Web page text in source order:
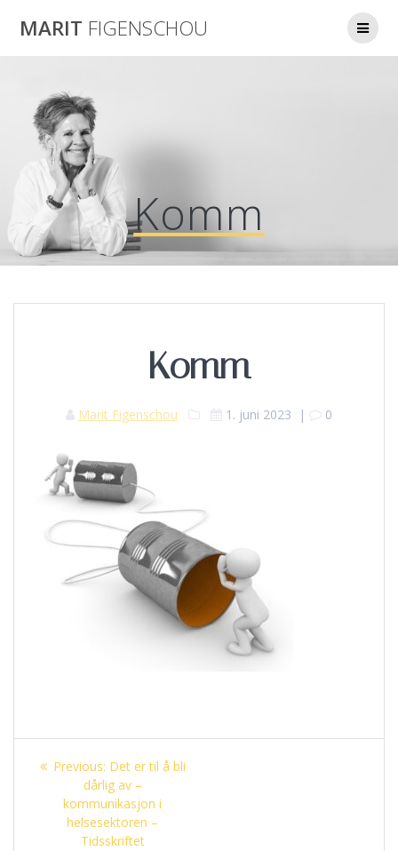
to
MARIT FIGENSCHOU
Komm
Komm
Marit Figenschou 1. juni 2023 | 0
Innleggsnavigasjon
Previous: Previous
post:
Det er til å bli
dårlig av –
kommunikasjon i
helsesektoren –
Tidsskriftet